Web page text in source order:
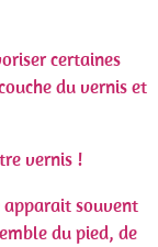
certaines
du vernis et
vernis !
apparait souvent
du pied, de